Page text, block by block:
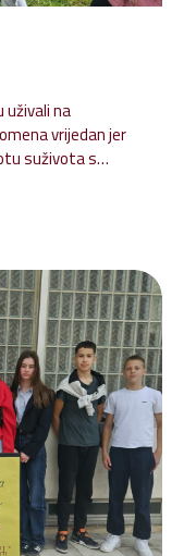
uživali na
vrijedan jer
suživota s
polazišna
naša ruta
uživala u
Od mužnje koze
u